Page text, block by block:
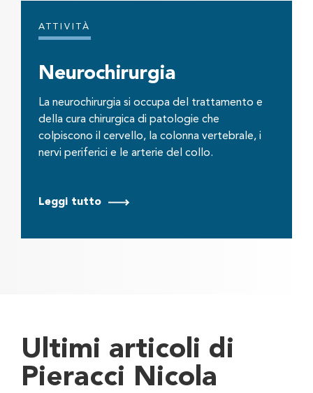
ATTIVITÀ
Neurochirurgia
La neurochirurgia si occupa del trattamento e
della cura chirurgica di patologie che
colpiscono il cervello, la colonna vertebrale, i
nervi periferici e le arterie del collo.
Leggi tutto
Ultimi articoli di
Pieracci Nicola